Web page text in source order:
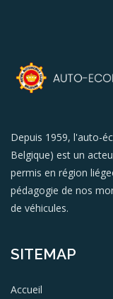
Depuis 1959, l'auto-
Belgique) est un
permis en région
pédagogie de nos
de véhicules.
SITEMAP
Accueil